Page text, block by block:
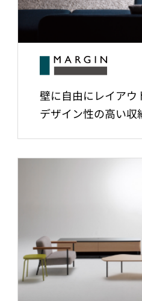
壁に自由にレイアウ
デザイン性の高い収